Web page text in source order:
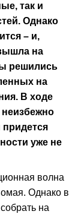
так и
Однако
– и,
на
решились
на
В ходе
придется
уже не
волна
Однако в
на